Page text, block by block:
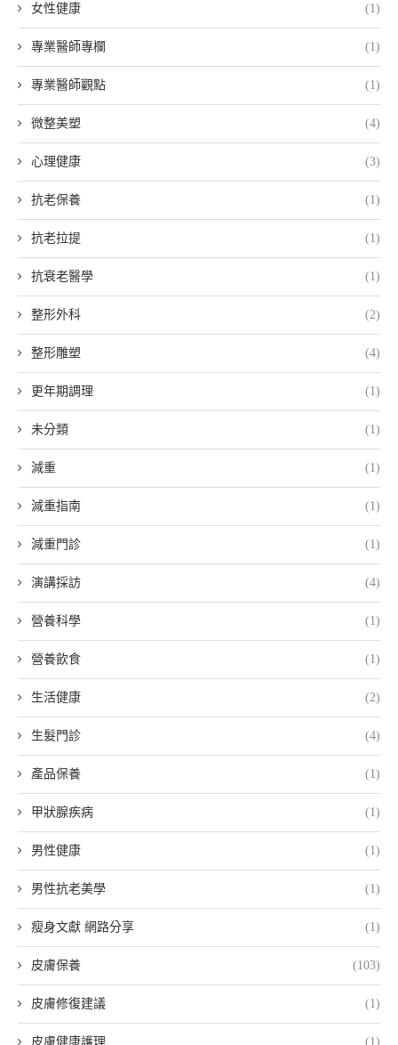
女性健康 (1)
專業醫師專欄 (1)
專業醫師觀點 (1)
微整美塑 (4)
心理健康 (3)
抗老保養 (1)
抗老拉提 (1)
抗衰老醫學 (1)
整形外科 (2)
整形雕塑 (4)
更年期調理 (1)
未分類 (1)
減重 (1)
減重指南 (1)
減重門診 (1)
演講採訪 (4)
營養科學 (1)
營養飲食 (1)
生活健康 (2)
生髮門診 (4)
產品保養 (1)
甲狀腺疾病 (1)
男性健康 (1)
男性抗老美學 (1)
瘦身文獻 網路分享 (1)
皮膚保養 (103)
皮膚修復建議 (1)
皮膚健康護理 (1)